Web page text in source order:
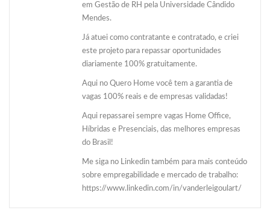
em Gestão de RH pela Universidade Cândido
Mendes.
Já atuei como contratante e contratado, e criei
este projeto para repassar oportunidades
diariamente 100% gratuitamente.
Aqui no Quero Home você tem a garantia de
vagas 100% reais e de empresas validadas!
Aqui repassarei sempre vagas Home Office,
Híbridas e Presenciais, das melhores empresas
do Brasil!
Me siga no Linkedin também para mais conteúdo
sobre empregabilidade e mercado de trabalho:
https://www.linkedin.com/in/vanderleigoulart/